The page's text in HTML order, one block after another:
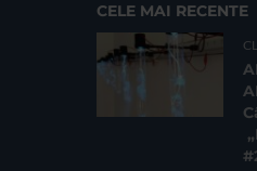
CELE MAI RECENTE